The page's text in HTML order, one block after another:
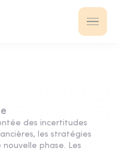
des incertitudes
les stratégies
phase. Les